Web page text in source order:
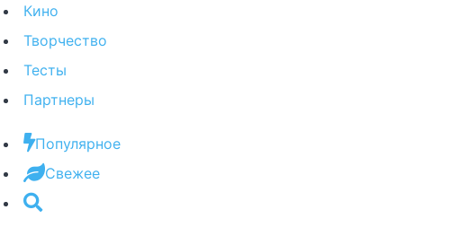
Кино
Творчество
Тесты
Партнеры
Популярное
Свежее